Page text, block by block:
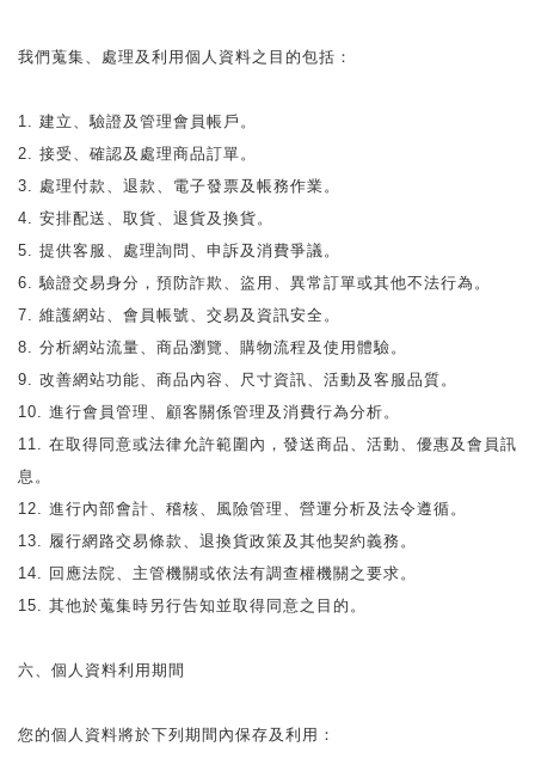
我們蒐集、處理及利用個人資料之目的包括：
1. 建立、驗證及管理會員帳戶。
2. 接受、確認及處理商品訂單。
3. 處理付款、退款、電子發票及帳務作業。
4. 安排配送、取貨、退貨及換貨。
5. 提供客服、處理詢問、申訴及消費爭議。
6. 驗證交易身分，預防詐欺、盜用、異常訂單或其他不法行為。
7. 維護網站、會員帳號、交易及資訊安全。
8. 分析網站流量、商品瀏覽、購物流程及使用體驗。
9. 改善網站功能、商品內容、尺寸資訊、活動及客服品質。
10. 進行會員管理、顧客關係管理及消費行為分析。
11. 在取得同意或法律允許範圍內，發送商品、活動、優惠及會員訊
息。
12. 進行內部會計、稽核、風險管理、營運分析及法令遵循。
13. 履行網路交易條款、退換貨政策及其他契約義務。
14. 回應法院、主管機關或依法有調查權機關之要求。
15. 其他於蒐集時另行告知並取得同意之目的。
六、個人資料利用期間
您的個人資料將於下列期間內保存及利用：